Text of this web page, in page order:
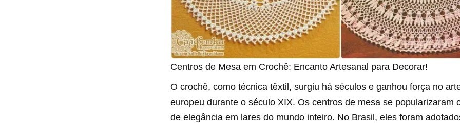
Centros de Mesa em Crochê: Encanto Artesanal para Decorar!
O crochê, como técnica têxtil, surgiu há séculos e ganhou força no
europeu durante o século XIX. Os centros de mesa se popularizaram
de elegância em lares do mundo inteiro. No Brasil, eles foram